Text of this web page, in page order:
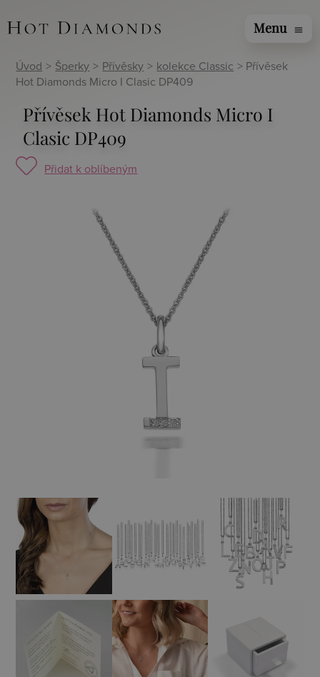
Menu menu
Úvod > Šperky > Přívěsky > kolekce Classic > Přívěsek
Hot Diamonds Micro I Clasic DP409
Přívěsek Hot Diamonds Micro I
Clasic DP409
Přidat k oblíbeným